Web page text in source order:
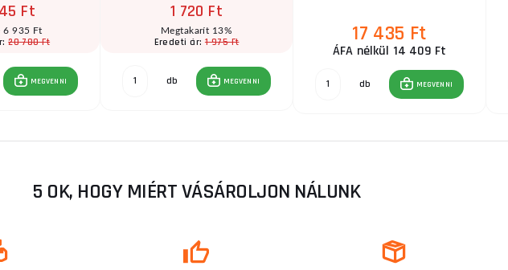
Ft
6 935 Ft
20 780 Ft
MEGVENNI
1 720 Ft
Megtakarít 13%
Eredeti ár:1 975 Ft
db MEGVENNI
17 435 Ft
ÁFA nélkül 14 409 Ft
db MEGVENNI
5 OK, HOGY MIÉRT VÁSÁROLJON NÁLUNK